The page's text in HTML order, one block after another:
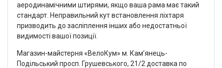
аеродинамічними штирями, якщо ваша рама має такий
стандарт. Неправильний кут встановлення ліхтаря
призводить до засліплення інших або недостатньої
видимості вашої позиції.
Магазин-майстерня «ВелоКум» м. Кам’янець-
Подільський просп. Грушевського, 21/2 доставка по